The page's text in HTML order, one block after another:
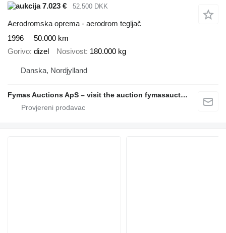
7.023 €
52.500 DKK
Aerodromska oprema - aerodrom tegljač
1996
50.000 km
Gorivo dizel Nosivost 180.000 kg
Danska, Nordjylland
Fymas Auctions ApS – visit the auction fymasauctions.dk